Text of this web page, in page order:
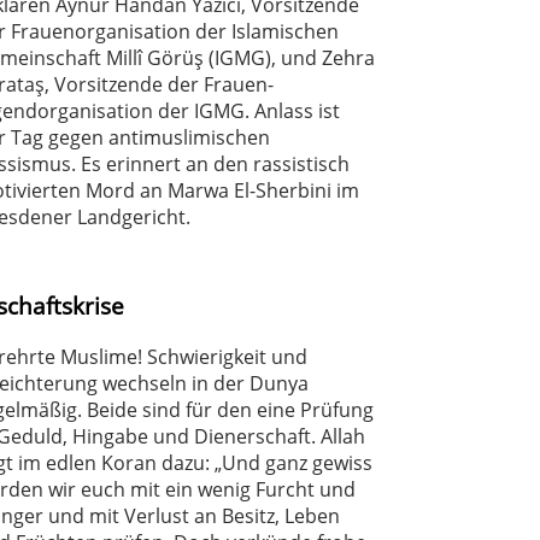
Frauenorganisation der Islamischen
Millî Görüş (IGMG), und Zehra
Vorsitzende der Frauen-
der IGMG. Anlass ist
Tag gegen antimuslimischen
Es erinnert an den rassistisch
Mord an Marwa El-Sherbini im
Landgericht.
Muslime! Schwierigkeit und
wechseln in der Dunya
Beide sind für den eine Prüfung
Hingabe und Dienerschaft. Allah
im edlen Koran dazu: „Und ganz gewiss
wir euch mit ein wenig Furcht und
und mit Verlust an Besitz, Leben